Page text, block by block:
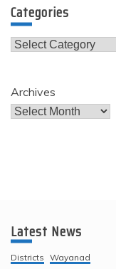
Categories
Categories
Archives
Latest News
Districts Wayanad